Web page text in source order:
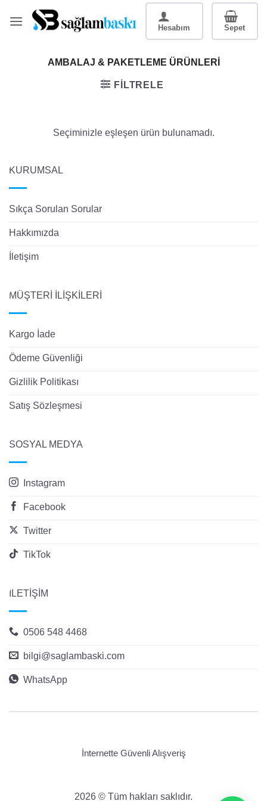
atla
AMBALAJ & PAKETLEME ÜRÜNLERI
FILTRELE
Seçiminizle eşleşen ürün bulunamadı.
KURUMSAL
Sıkça Sorulan Sorular
Hakkımızda
İletişim
MÜŞTERİ İLİŞKİLERİ
Kargo İade
Ödeme Güvenliği
Gizlilik Politikası
Satış Sözleşmesi
SOSYAL MEDYA
Instagram
Facebook
Twitter
TikTok
İLETİŞİM
0506 548 4468
bilgi@saglambaski.com
WhatsApp
İnternette Güvenli Alışveriş
2026 © Tüm hakları saklıdır.